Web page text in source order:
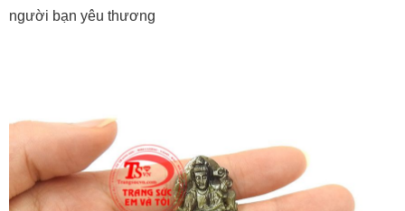
người bạn yêu thương